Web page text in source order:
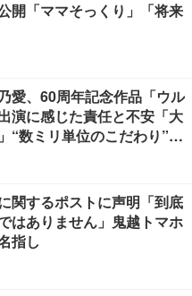
開「ママそっくり」「将来
愛、60周年記念作品「ウル
演に感じた責任と不安「大
“数ミリ単位のこだわり”特
関するポストに声明「到底
はありません」鬼越トマホ
指し